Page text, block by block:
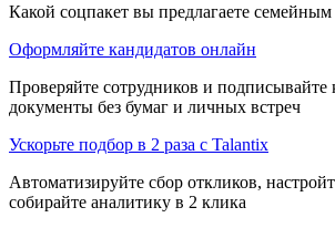
Какой соцпакет вы предлагаете
Оформляйте кандидатов онлайн
Проверяйте сотрудников и подписывайте
документы без бумаг и личных встреч
Ускорьте подбор в 2 раза с Talantix
Автоматизируйте сбор откликов,
собирайте аналитику в 2 клика